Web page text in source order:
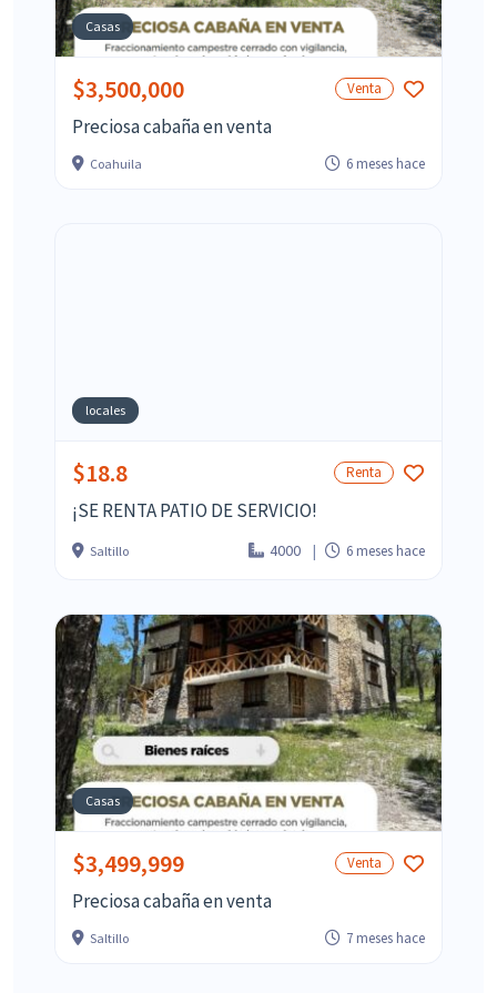
Casas
$3,500,000 Venta
Preciosa cabaña en venta
Coahuila 6 meses hace
locales
$18.8 Renta
¡SE RENTA PATIO DE SERVICIO!
Saltillo 4000 6 meses hace
Casas
$3,499,999 Venta
Preciosa cabaña en venta
Saltillo 7 meses hace